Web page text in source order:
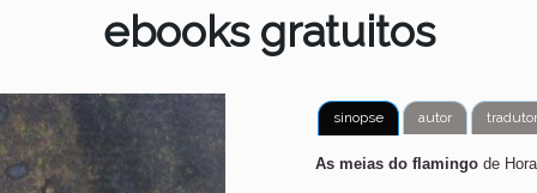
ebooks gratuitos
sinopse autor tradutor
As meias do flamingode